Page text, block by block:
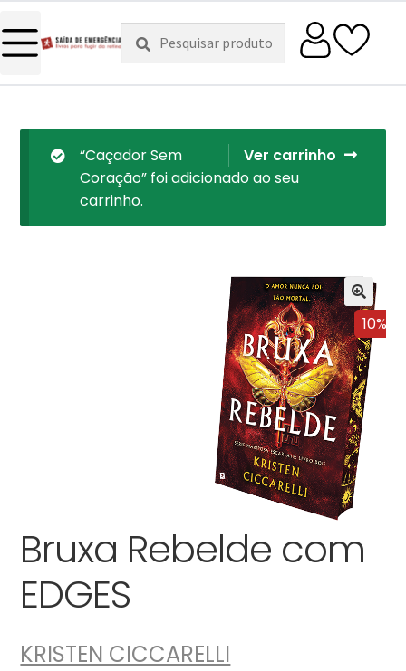
Pesquisar
por:
Pesquisa
Ver carrinho
“Caçador Sem
Coração” foi adicionado ao seu
carrinho.
10%
Bruxa Rebelde com
EDGES
KRISTEN CICCARELLI